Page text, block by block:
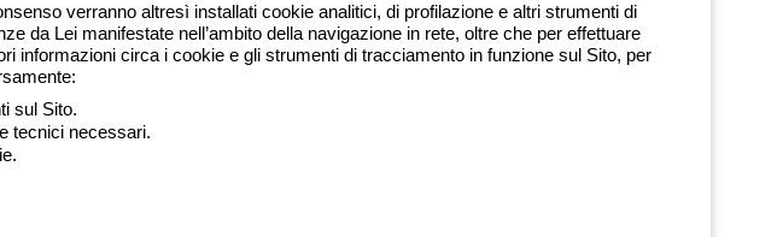
Numero verde gratuito 800 626 626
R.I. Bologna e C.F. 03829720378 - P.IVA (IT) 00666341201 - REA BO-319364 - Cap. Soc.
verranno altresì installati cookie analitici, di profilazione e altri strumenti di
da Lei manifestate nell’ambito della navigazione in rete, oltre che per effettuare
informazioni circa i cookie e gli strumenti di tracciamento in funzione sul Sito, per
sul Sito.
tecnici necessari.